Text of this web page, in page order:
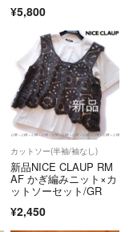
¥5,800
カットソー(半袖/袖なし)
新品NICE CLAUP RM
AF かぎ編みニット×カ
ットソーセット/GR
¥2,450